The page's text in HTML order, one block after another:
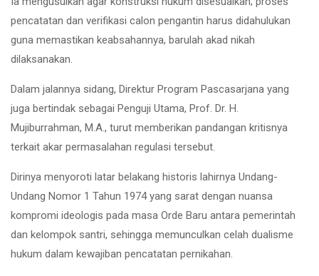
pencatatan dan verifikasi calon pengantin harus didahulukan
guna memastikan keabsahannya, barulah akad nikah
dilaksanakan.
Dalam jalannya sidang, Direktur Program Pascasarjana yang
juga bertindak sebagai Penguji Utama, Prof. Dr. H.
Mujiburrahman, M.A., turut memberikan pandangan kritisnya
terkait akar permasalahan regulasi tersebut.
Dirinya menyoroti latar belakang historis lahirnya Undang-
Undang Nomor 1 Tahun 1974 yang sarat dengan nuansa
kompromi ideologis pada masa Orde Baru antara pemerintah
dan kelompok santri, sehingga memunculkan celah dualisme
hukum dalam kewajiban pencatatan pernikahan.